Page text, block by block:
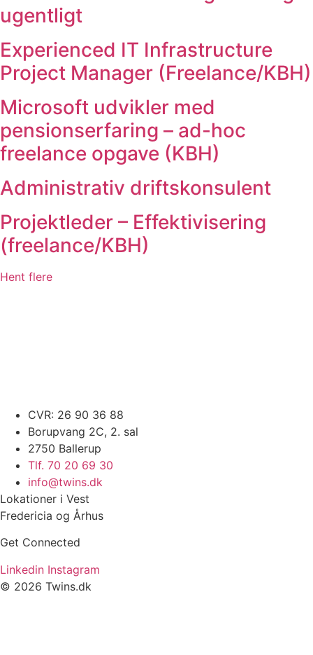
ugentligt
Experienced IT Infrastructure
Project Manager (Freelance/KBH)
Microsoft udvikler med
pensionserfaring – ad-hoc
freelance opgave (KBH)
Administrativ driftskonsulent
Projektleder – Effektivisering
(freelance/KBH)
Hent flere
CVR: 26 90 36 88
Borupvang 2C, 2. sal
2750 Ballerup
Tlf. 70 20 69 30
info@twins.dk
Lokationer i Vest
Fredericia og Århus
Get Connected
Linkedin Instagram
© 2026 Twins.dk